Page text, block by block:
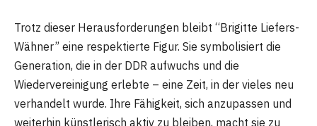
Trotz dieser Herausforderungen bleibt “Brigitte Liefers-
Wähner” eine respektierte Figur. Sie symbolisiert die
Generation, die in der DDR aufwuchs und die
Wiedervereinigung erlebte – eine Zeit, in der vieles neu
verhandelt wurde. Ihre Fähigkeit, sich anzupassen und
weiterhin künstlerisch aktiv zu bleiben, macht sie zu